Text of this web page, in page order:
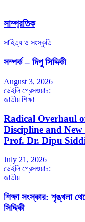
সাম্প্রতিক
সাহিত্য ও সংস্কৃতি
সম্পর্ক – দিপু সিদ্দিকী
August 3, 2026
ডেইলি প্রেসওয়াচ:
জাতীয় শিক্ষা
Radical Overhaul
Discipline and
Prof. Dr. Dipu
July 21, 2026
ডেইলি প্রেসওয়াচ:
জাতীয়
শিক্ষা সংস্কার: শৃঙ্খলা
সিদ্দিকী